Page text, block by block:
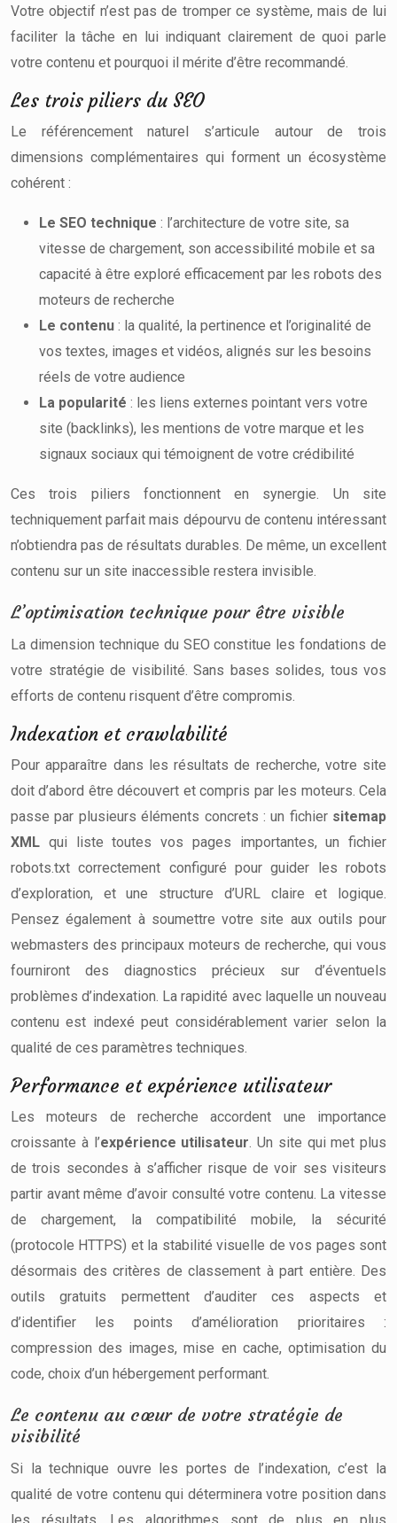
Votre objectif n’est pas de tromper ce système, mais de lui
faciliter la tâche en lui indiquant clairement de quoi parle
votre contenu et pourquoi il mérite d’être recommandé.
Les trois piliers du SEO
Le référencement naturel s’articule autour de trois
dimensions complémentaires qui forment un écosystème
cohérent :
Le SEO technique : l’architecture de votre site, sa
vitesse de chargement, son accessibilité mobile et sa
capacité à être exploré efficacement par les robots des
moteurs de recherche
Le contenu : la qualité, la pertinence et l’originalité de
vos textes, images et vidéos, alignés sur les besoins
réels de votre audience
La popularité : les liens externes pointant vers votre
site (backlinks), les mentions de votre marque et les
signaux sociaux qui témoignent de votre crédibilité
Ces trois piliers fonctionnent en synergie. Un site
techniquement parfait mais dépourvu de contenu intéressant
n’obtiendra pas de résultats durables. De même, un excellent
contenu sur un site inaccessible restera invisible.
L’optimisation technique pour être visible
La dimension technique du SEO constitue les fondations de
votre stratégie de visibilité. Sans bases solides, tous vos
efforts de contenu risquent d’être compromis.
Indexation et crawlabilité
Pour apparaître dans les résultats de recherche, votre site
doit d’abord être découvert et compris par les moteurs. Cela
passe par plusieurs éléments concrets : un fichier sitemap
XML qui liste toutes vos pages importantes, un fichier
robots.txt correctement configuré pour guider les robots
d’exploration, et une structure d’URL claire et logique.
Pensez également à soumettre votre site aux outils pour
webmasters des principaux moteurs de recherche, qui vous
fourniront des diagnostics précieux sur d’éventuels
problèmes d’indexation. La rapidité avec laquelle un nouveau
contenu est indexé peut considérablement varier selon la
qualité de ces paramètres techniques.
Performance et expérience utilisateur
Les moteurs de recherche accordent une importance
croissante à l’expérience utilisateur. Un site qui met plus
de trois secondes à s’afficher risque de voir ses visiteurs
partir avant même d’avoir consulté votre contenu. La vitesse
de chargement, la compatibilité mobile, la sécurité
(protocole HTTPS) et la stabilité visuelle de vos pages sont
désormais des critères de classement à part entière. Des
outils gratuits permettent d’auditer ces aspects et
d’identifier les points d’amélioration prioritaires :
compression des images, mise en cache, optimisation du
code, choix d’un hébergement performant.
Le contenu au cœur de votre stratégie de
visibilité
Si la technique ouvre les portes de l’indexation, c’est la
qualité de votre contenu qui déterminera votre position dans